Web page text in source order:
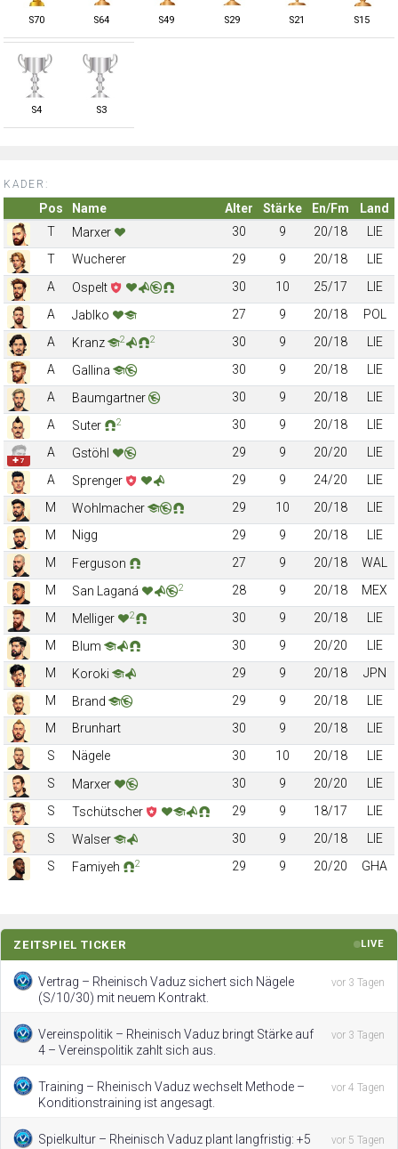
S70 S64 S49 S29 S21 S15
S4 S3
KADER:
Pos Name Alter Stärke En/Fm
Land
T
Marxer 30 9 20/18
LIE
T
Wucherer 29 9 20/18
LIE
A
Ospelt 30 10 25/17
LIE
A
Jablko 27 9 20/18
POL
A
Kranz 2 2 30 9 20/18
LIE
A
Gallina 30 9 20/18
LIE
A
Baumgartner 30 9 20/18
LIE
A
Suter 2 30 9 20/18 LIE
✚ 7
A Gstöhl 29 9 20/20
LIE
A
Sprenger 29 9 24/20
LIE
M
Wohlmacher 29 10 20/18
LIE
M
Nigg 29 9 20/18
LIE
M
Ferguson 27 9 20/18
WAL
M
San Laganá 2 28 9 20/18
MEX
M
Melliger 2 30 9 20/18
LIE
M
Blum 30 9 20/20
LIE
M
Koroki 29 9 20/18
JPN
M
Brand 29 9 20/18
LIE
M
Brunhart 30 9 20/18
LIE
S
Nägele 30 10 20/18
LIE
S
Marxer 30 9 20/20
LIE
S
Tschütscher 29 9 18/17
LIE
S
Walser 30 9 20/18
LIE
S
Famiyeh 2 29 9 20/20 GHA
ZEITSPIEL TICKER LIVE
Vertrag – Rheinisch Vaduz sichert sich Nägele
(S/10/30) mit neuem Kontrakt.
vor 3 Tagen
Vereinspolitik – Rheinisch Vaduz bringt Stärke auf
4 – Vereinspolitik zahlt sich aus.
vor 3 Tagen
Training – Rheinisch Vaduz wechselt Methode –
Konditionstraining ist angesagt.
vor 4 Tagen
Spielkultur – Rheinisch Vaduz plant langfristig: +5
vor 5 Tagen